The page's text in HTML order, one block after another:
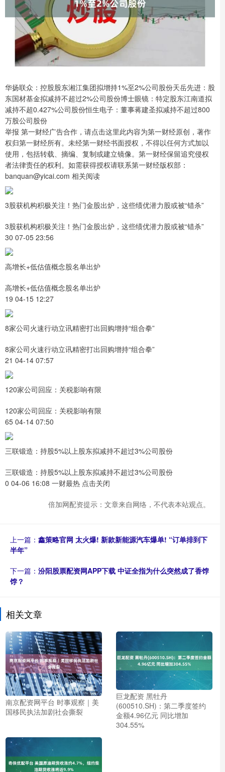
华扬联众：控股股东湘江集团拟增持1%至2%公司股份天岳先进：股
东国材基金拟减持不超过2%公司股份博士眼镜：特定股东江南道拟
减持不超0.427%公司股份恒生电子：董事蒋建圣拟减持不超过800
万股公司股份
举报 第一财经广告合作，请点击这里此内容为第一财经原创，著作
权归第一财经所有。未经第一财经书面授权，不得以任何方式加以
使用，包括转载、摘编、复制或建立镜像。第一财经保留追究侵权
者法律责任的权利。如需获得授权请联系第一财经版权部：
banquan@yicai.com 相关阅读
3股获机构积极关注！热门金股出炉，这些绩优潜力股或被“错杀”
3股获机构积极关注！热门金股出炉，这些绩优潜力股或被“错杀”
30 07-05 23:56
高增长+低估值概念股名单出炉
高增长+低估值概念股名单出炉
19 04-15 12:27
8家公司火速行动立讯精密打出回购增持“组合拳”
8家公司火速行动立讯精密打出回购增持“组合拳”
21 04-14 07:57
120家公司回应：关税影响有限
120家公司回应：关税影响有限
65 04-14 07:50
三联锻造：持股5%以上股东拟减持不超过3%公司股份
三联锻造：持股5%以上股东拟减持不超过3%公司股份
0 04-06 16:08 一财最热 点击关闭
倍加网配资提示：文章来自网络，不代表本站观点。
上一篇： 鑫策略官网 太火爆! 新款新能源汽车爆单! “订单排到下
半年”
下一篇： 汾阳股票配资网APP下载 中证全指为什么突然成了香饽
饽？
相关文章
南京配资网平台 时事观察｜美
国移民执法加剧社会撕裂
巨龙配资 黑牡丹
(600510.SH)：第二季度签约
金额4.96亿元 同比增加
304.55%